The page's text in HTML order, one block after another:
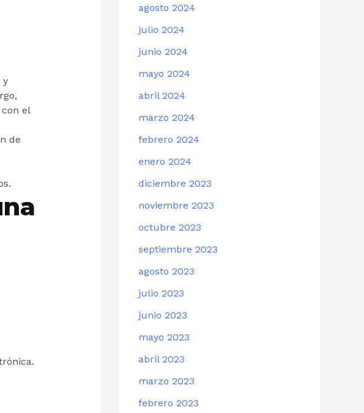
y
el
de
agosto 2024
julio 2024
junio 2024
mayo 2024
abril 2024
marzo 2024
febrero 2024
enero 2024
diciembre 2023
noviembre 2023
octubre 2023
septiembre 2023
agosto 2023
julio 2023
junio 2023
mayo 2023
abril 2023
marzo 2023
febrero 2023